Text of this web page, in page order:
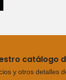
catálogo
y otros detalles